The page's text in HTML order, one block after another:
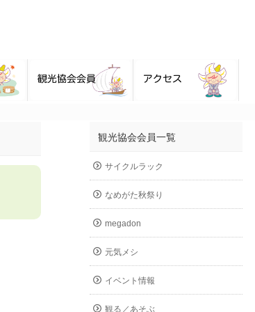
観光協会会員一覧
サイクルラック
なめがた秋祭り
megadon
元気メシ
イベント情報
観る／あそぶ